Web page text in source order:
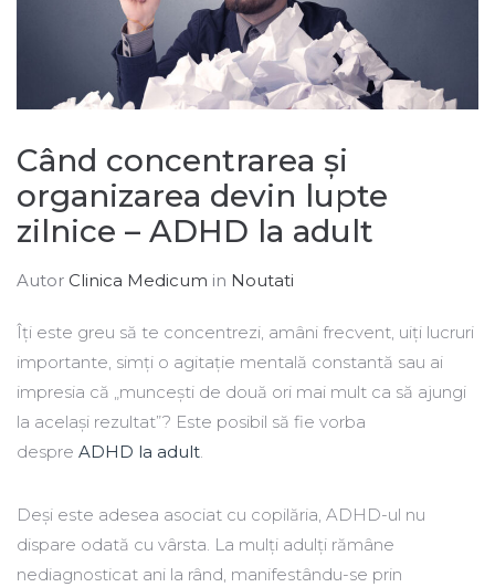
Când concentrarea și
organizarea devin lupte
zilnice – ADHD la adult
Autor Clinica Medicum in Noutati
Îți este greu să te concentrezi, amâni frecvent, uiți lucruri
importante, simți o agitație mentală constantă sau ai
impresia că „muncești de două ori mai mult ca să ajungi
la același rezultat”? Este posibil să fie vorba
despre ADHD la adult.
Deși este adesea asociat cu copilăria, ADHD-ul nu
dispare odată cu vârsta. La mulți adulți rămâne
nediagnosticat ani la rând, manifestându-se prin